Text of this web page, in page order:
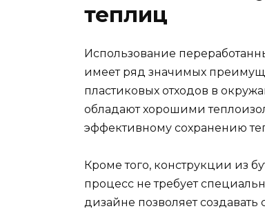
теплиц
Использование
имеет ряд значимых
пластиковых отходов в
обладают хорошими
эффективному сохранению
Кроме того, конструкции из
процесс не требует
дизайне позволяет